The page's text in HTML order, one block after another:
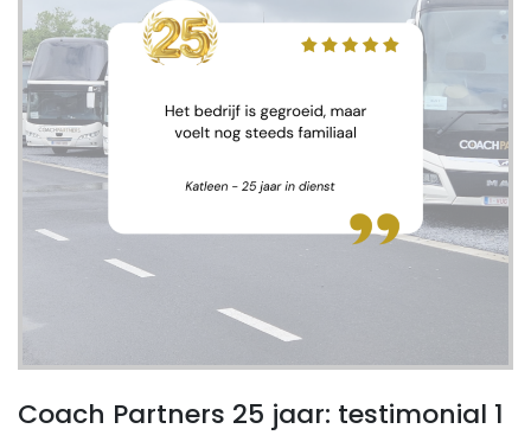
Coach Partners 25 jaar: testimonial 1